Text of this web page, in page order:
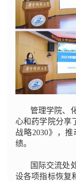
管理学院、
心和药学院分享
战略2030》，
绩。
国际交流处
设各项指标恢复